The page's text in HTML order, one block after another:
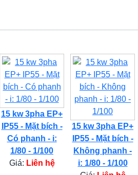
15 kw 3pha EP+
IP55 - Mặt bích -
Có phanh - i:
1/80 - 1/100
Giá: Liên hệ
15 kw 3pha EP+
IP55 - Mặt bích -
Không phanh -
i: 1/80 - 1/100